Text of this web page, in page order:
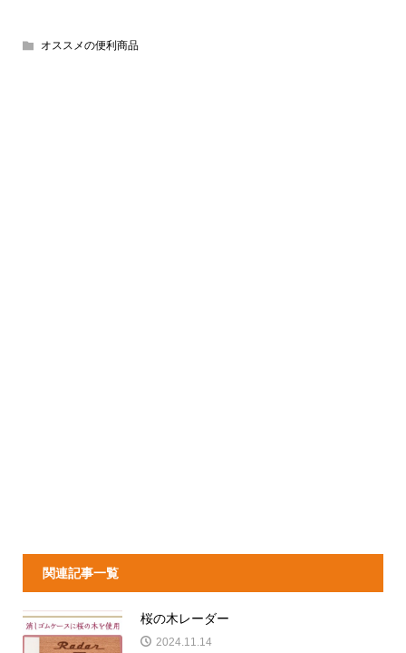
オススメの便利商品
関連記事一覧
桜の木レーダー
2024.11.14